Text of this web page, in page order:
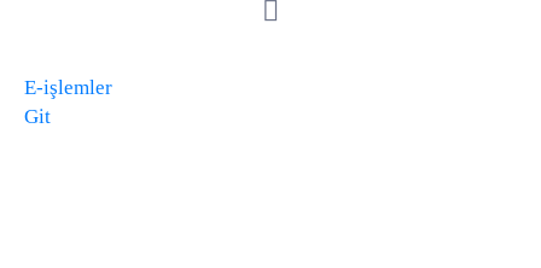
E-işlemler
Git